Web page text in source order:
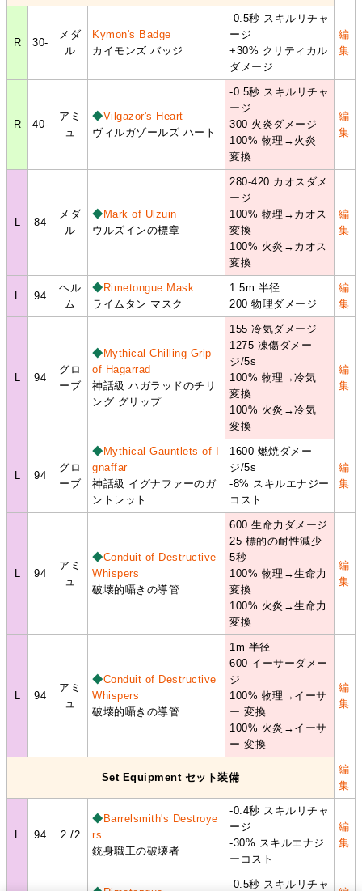
R 30-
メダ
ル
Kymon's Badge
カイモンズ バッジ
-0.5秒 スキルリチャ
ージ
+30% クリティカル
ダメージ
編
集
R 40-
アミ
ュ
◆Vilgazor's Heart
ヴィルガゾールズ ハート
-0.5秒 スキルリチャ
ージ
300 火炎ダメージ
100% 物理→火炎
変換
編
集
L 84
メダ
ル
◆Mark of Ulzuin
ウルズインの標章
280-420 カオスダメ
ージ
100% 物理→カオス
変換
100% 火炎→カオス
変換
編
集
L 94
ヘル
ム
◆Rimetongue Mask
ライムタン マスク
1.5m 半径
200 物理ダメージ
編
集
L 94
グロ
ーブ
◆Mythical Chilling Grip
of Hagarrad
神話級 ハガラッドのチリ
ング グリップ
155 冷気ダメージ
1275 凍傷ダメー
ジ/5s
100% 物理→冷気
変換
100% 火炎→冷気
変換
編
集
L 94
グロ
ーブ
◆Mythical Gauntlets of I
gnaffar
神話級 イグナファーのガ
ントレット
1600 燃焼ダメー
ジ/5s
-8% スキルエナジー
コスト
編
集
L 94
アミ
ュ
◆Conduit of Destructive
Whispers
破壊的囁きの導管
600 生命力ダメージ
25 標的の耐性減少
5秒
100% 物理→生命力
変換
100% 火炎→生命力
変換
編
集
L 94
アミ
ュ
◆Conduit of Destructive
Whispers
破壊的囁きの導管
1m 半径
600 イーサーダメー
ジ
100% 物理→イーサ
ー 変換
100% 火炎→イーサ
ー 変換
編
集
Set Equipment セット装備
編
集
L 94 2 /2
◆Barrelsmith's Destroye
rs
銃身職工の破壊者
-0.4秒 スキルリチャ
ージ
-30% スキルエナジ
ーコスト
編
集
-0.5秒 スキルリチャ